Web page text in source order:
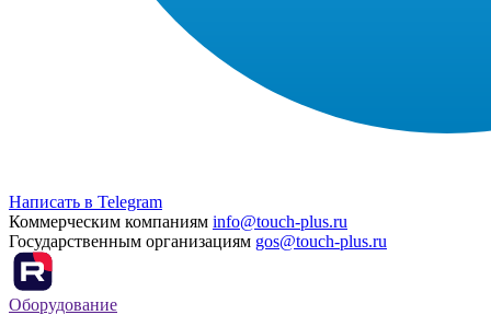
Написать в Telegram
Коммерческим компаниям info@touch-plus.ru
Государственным организациям gos@touch-plus.ru
Оборудование